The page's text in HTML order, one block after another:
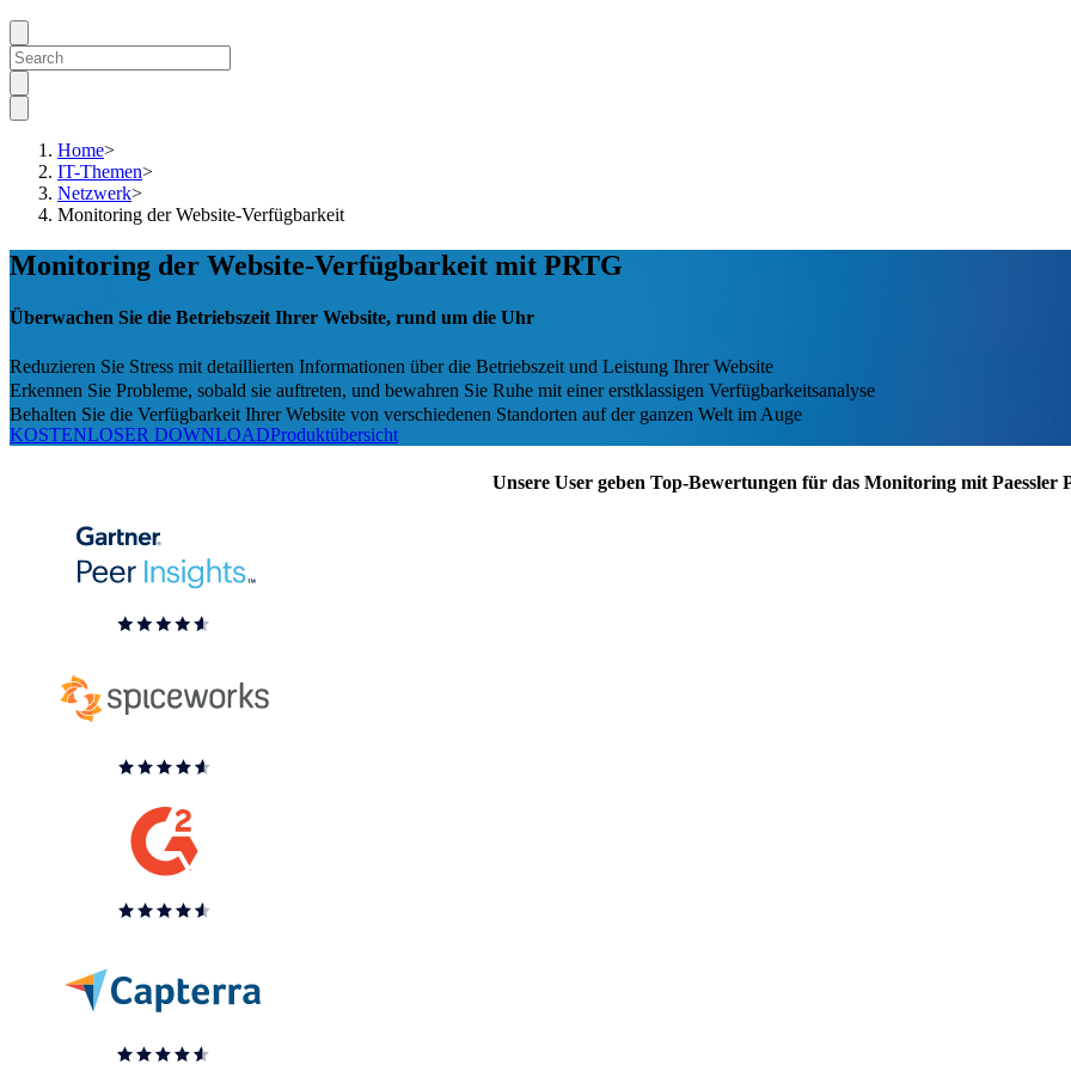
Home>
IT-Themen>
Netzwerk>
Monitoring der Website-Verfügbarkeit
Monitoring der Website-Verfügbarkeit mit PRTG
Überwachen Sie die Betriebszeit Ihrer Website, rund um die Uhr
Reduzieren Sie Stress mit detaillierten Informationen über die Betriebszeit und Leistung Ihrer Website
Erkennen Sie Probleme, sobald sie auftreten, und bewahren Sie Ruhe mit einer erstklassigen Verfügbarkeitsanalyse
Behalten Sie die Verfügbarkeit Ihrer Website von verschiedenen Standorten auf der ganzen Welt im Auge
KOSTENLOSER DOWNLOADProduktübersicht
Unsere User geben Top-Bewertungen für das Monitoring mit Paessler